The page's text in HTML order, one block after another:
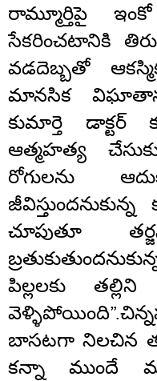
రామ్మూర్తిపై
సేకరించటానికి
వడదెబ్బతో
మానసిక
కుమార్తె డాక్టర్
ఆత్మహత్య
రోగులను
చూపుతూ
పిల్లలకు
బాసటగా నిలచిన
కన్నా ముందే